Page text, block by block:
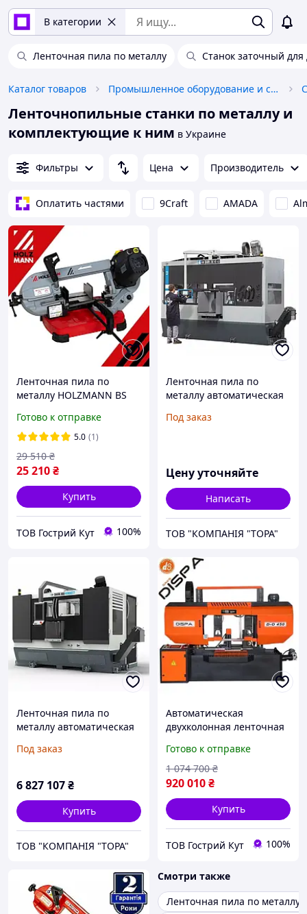
В категории
Ленточная пила по металлу Станок заточный
Каталог товаров Промышленное оборудование и станки
Ленточнопильные станки по металлу и
комплектующие к ним в Украине
Фильтры Цена Производитель
Оплатить частями 9Craft AMADA
Ленточная пила по
металлу HOLZMANN BS
станок
Готово к отправке
5.0 (1)
25 210₴
29 510 ₴
Купить
ТОВ Гострий Кут 100%
Ленточная пила по
металлу автоматическая
4.0
Под заказ
Цену уточняйте
Написать
ТОВ "КОМПАНІЯ "ТОРА"
Ленточная пила по
металлу автоматическая
Под заказ
6 827 107₴
Купить
ТОВ "КОМПАНІЯ "ТОРА"
Автоматическая
двухколонная ленточная
450 41мм
Ленточнопильный станок
Готово к отправке
920 010₴
1 074 700 ₴
Купить
ТОВ Гострий Кут 100%
Смотри также
Ленточная пила по металлу